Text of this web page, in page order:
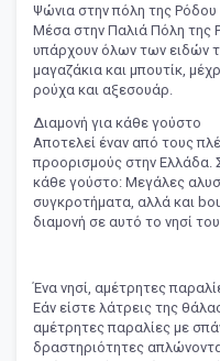
Ψώνια στην πόλη της Ρόδου
Μέσα στην Παλιά Πόλη της
υπάρχουν όλων των ειδών
μαγαζάκια και μπουτίκ,
ρούχα και αξεσουάρ.
Διαμονή για κάθε γούστο
Αποτελεί έναν από τους
προορισμούς στην Ελλάδα.
κάθε γούστο: Μεγάλες
συγκροτήματα, αλλά και
διαμονή σε αυτό το νησί του
Ένα νησί, αμέτρητες
Εάν είστε λάτρεις της
αμέτρητες παραλίες με
δραστηριότητες